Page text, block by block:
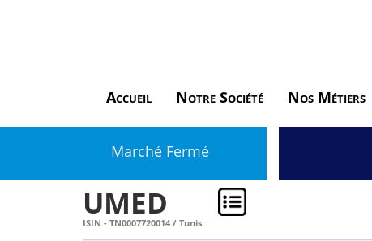
Accueil Notre Société Nos Métiers
Marché Fermé
UMED
ISIN - TN0007720014 / Tunis